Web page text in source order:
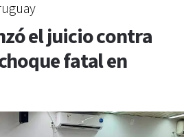
el juicio contra
fatal en